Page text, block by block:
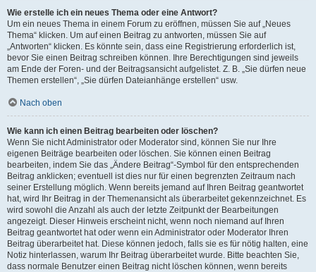
Wie erstelle ich ein neues Thema oder eine Antwort?
Um ein neues Thema in einem Forum zu eröffnen, müssen Sie auf „Neues
Thema“ klicken. Um auf einen Beitrag zu antworten, müssen Sie auf
„Antworten“ klicken. Es könnte sein, dass eine Registrierung erforderlich ist,
bevor Sie einen Beitrag schreiben können. Ihre Berechtigungen sind jeweils
am Ende der Foren- und der Beitragsansicht aufgelistet. Z. B. „Sie dürfen neue
Themen erstellen“, „Sie dürfen Dateianhänge erstellen“ usw.
Nach oben
Wie kann ich einen Beitrag bearbeiten oder löschen?
Wenn Sie nicht Administrator oder Moderator sind, können Sie nur Ihre
eigenen Beiträge bearbeiten oder löschen. Sie können einen Beitrag
bearbeiten, indem Sie das „Ändere Beitrag“-Symbol für den entsprechenden
Beitrag anklicken; eventuell ist dies nur für einen begrenzten Zeitraum nach
seiner Erstellung möglich. Wenn bereits jemand auf Ihren Beitrag geantwortet
hat, wird Ihr Beitrag in der Themenansicht als überarbeitet gekennzeichnet. Es
wird sowohl die Anzahl als auch der letzte Zeitpunkt der Bearbeitungen
angezeigt. Dieser Hinweis erscheint nicht, wenn noch niemand auf Ihren
Beitrag geantwortet hat oder wenn ein Administrator oder Moderator Ihren
Beitrag überarbeitet hat. Diese können jedoch, falls sie es für nötig halten, eine
Notiz hinterlassen, warum Ihr Beitrag überarbeitet wurde. Bitte beachten Sie,
dass normale Benutzer einen Beitrag nicht löschen können, wenn bereits